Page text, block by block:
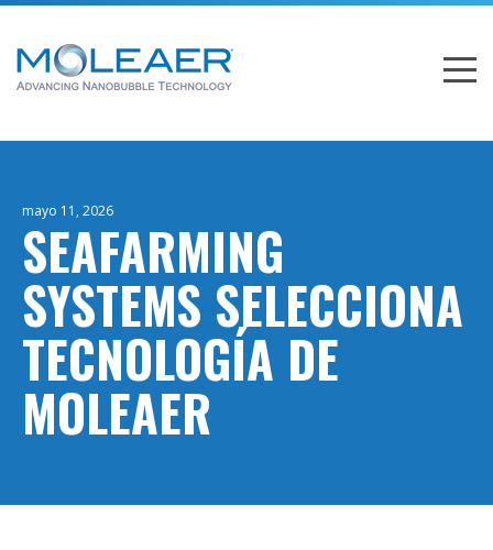
mayo 11, 2026
SEAFARMING
SYSTEMS SELECCIONA
TECNOLOGÍA DE
MOLEAER